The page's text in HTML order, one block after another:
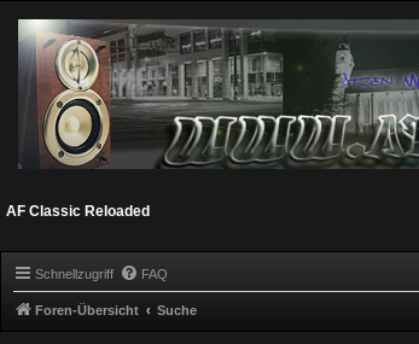
AF Classic Reloaded
Schnellzugriff FAQ
Foren-Übersicht Suche